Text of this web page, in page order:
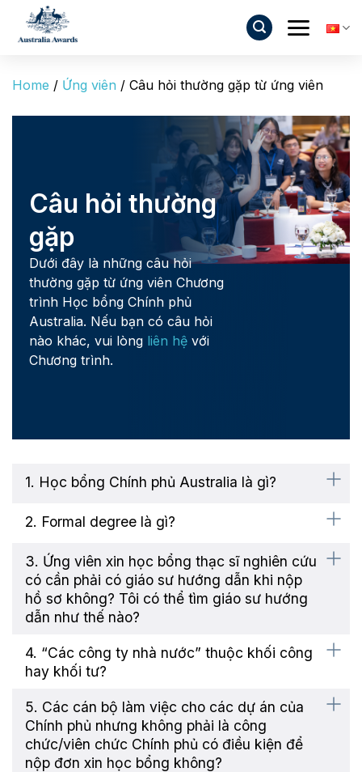
Home / Ứng viên / Câu hỏi thường gặp từ ứng viên
Câu hỏi thường
gặp
Dưới đây là những câu hỏi
thường gặp từ ứng viên Chương
trình Học bổng Chính phủ
Australia. Nếu bạn có câu hỏi
nào khác, vui lòng liên hệvới
Chương trình.
1. Học bổng Chính phủ Australia là gì?
2. Formal degree là gì?
3. Ứng viên xin học bổng thạc sĩ nghiên cứu
có cần phải có giáo sư hướng dẫn khi nộp
hồ sơ không? Tôi có thể tìm giáo sư hướng
dẫn như thế nào?
4. “Các công ty nhà nước” thuộc khối công
hay khối tư?
5. Các cán bộ làm việc cho các dự án của
Chính phủ nhưng không phải là công
chức/viên chức Chính phủ có điều kiện để
nộp đơn xin học bổng không?